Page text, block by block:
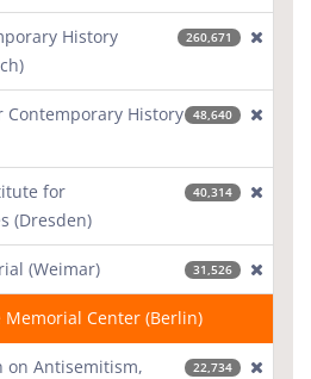
History
260,671
Contemporary History 48,640
for
(Dresden)
40,314
(Weimar) 31,526
Memorial Center (Berlin)
on Antisemitism,
22,734